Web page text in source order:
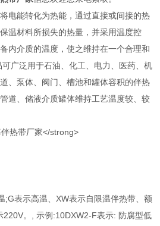
电能转化为热能，通过直接或间接的热
温材料所损失的热量，并采用温度控
内介质的温度，使之维持在一个合理和
广泛用于石油、化工、电力、医药、机
、泵体、阀门、槽池和罐体容积的伴热
道、储液介质罐体维持工艺温度较、较
;G表示高温、XW表示自限温伴热带、额
220V。, 示例:10DXW2-F表示: 防腐型低